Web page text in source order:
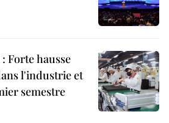
Forte hausse
l'industrie et
semestre